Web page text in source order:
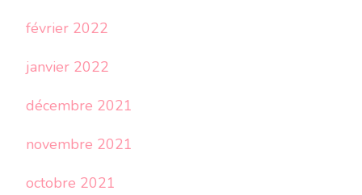
février 2022
janvier 2022
décembre 2021
novembre 2021
octobre 2021